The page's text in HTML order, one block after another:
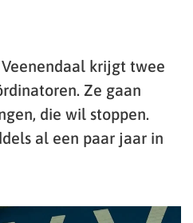
krijgt twee
Ze gaan
die wil stoppen.
al een paar jaar in